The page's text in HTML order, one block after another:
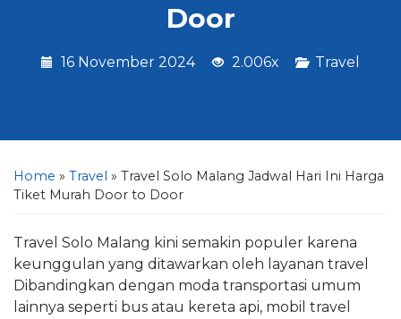
Door
16 November 2024 2.006x Travel
Home » Travel » Travel Solo Malang Jadwal Hari Ini Harga
Tiket Murah Door to Door
Travel Solo Malang kini semakin populer karena
keunggulan yang ditawarkan oleh layanan travel
Dibandingkan dengan moda transportasi umum
lainnya seperti bus atau kereta api, mobil travel